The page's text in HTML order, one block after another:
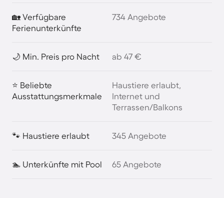
🏡 Verfügbare
Ferienunterkünfte
734 Angebote
🌙 Min. Preis pro Nacht ab 47 €
⭐ Beliebte
Ausstattungsmerkmale
Haustiere erlaubt,
Internet und
Terrassen/Balkons
🐾 Haustiere erlaubt 345 Angebote
🏊 Unterkünfte mit Pool 65 Angebote